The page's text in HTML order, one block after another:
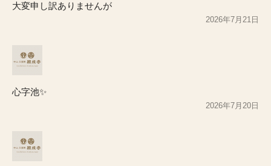
大変申し訳ありませんが
2026年7月21日
心字池✨
2026年7月20日